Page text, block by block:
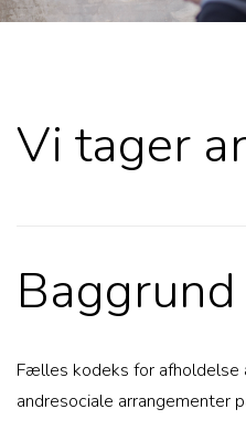
Vi tager
Baggrund
Fælles kodeks for afholdelse
andresociale arrangementer